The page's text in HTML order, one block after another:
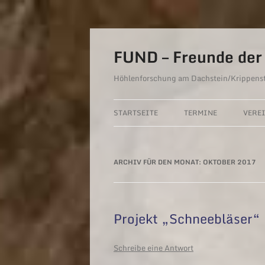
FUND – Freunde
Höhlenforschung am Dachstein/
STARTSEITE TERMINE
ARCHIV FÜR DEN MONAT: OKTOBER 2017
Projekt „Schneebläser“
Schreibe eine Antwort